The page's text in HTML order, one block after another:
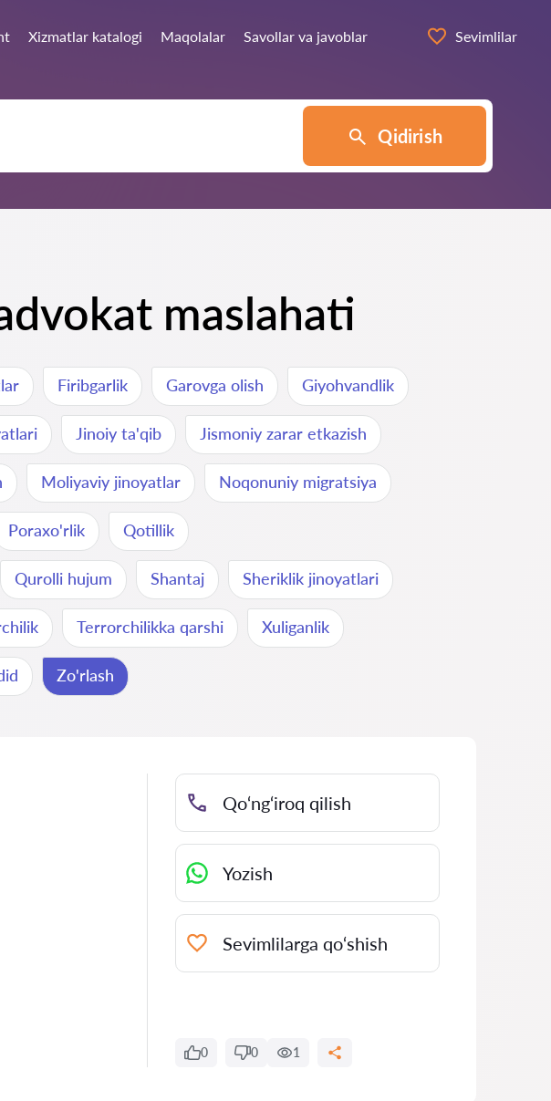
Xizmatlar katalogi Maqolalar Savollar va javoblar Sevimlilar
Qidirish
maslahati
Firibgarlik Garovga olish Giyohvandlik
Jinoiy ta'qib Jismoniy zarar etkazish
Moliyaviy jinoyatlar Noqonuniy migratsiya
Poraxo'rlik Qotillik
Qurolli hujum Shantaj Sheriklik jinoyatlari
Terrorchilikka qarshi Xuliganlik
Zo'rlash
Qo‘ng‘iroq qilish
Yozish
Sevimlilarga qo‘shish
0 0 1